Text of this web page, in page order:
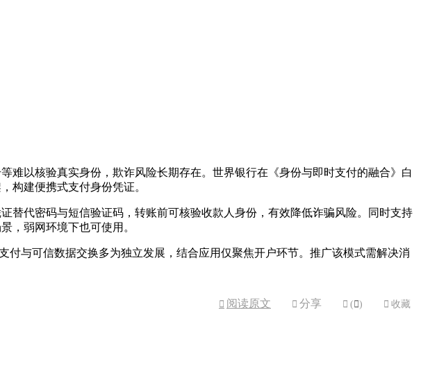
难以核验真实身份，欺诈风险长期存在。世界银行在《身份与即时支付的融合》白
构建便携式支付身份凭证。
替代密码与短信验证码，转账前可核验收款人身份，有效降低诈骗风险。同时支持
，弱网环境下也可使用。
付与可信数据交换多为独立发展，结合应用仅聚焦开户环节。推广该模式需解决消
 阅读原文  分享  ( )  收藏